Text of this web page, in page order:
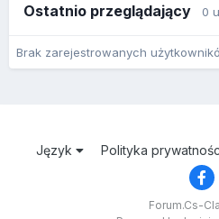
Ostatnio przeglądający 0
Brak zarejestrowanych
Język Polityka
Forum.Cs-